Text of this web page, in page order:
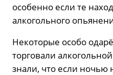
особенно если те
алкогольного
Некоторые особо
торговали
знали, что если ночью